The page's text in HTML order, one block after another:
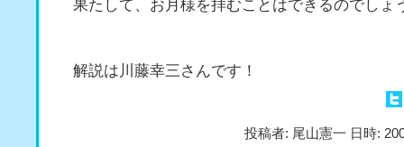
果たして、お月様を拝むことはできるのでしょ
解説は川藤幸三さんです！
投稿者: 尾山憲一 日時: